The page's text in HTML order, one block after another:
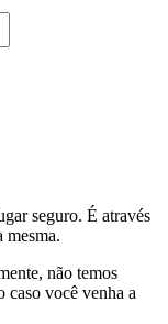
seguro. É através
mesma.
não temos
caso você venha a